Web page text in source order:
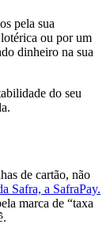
pela sua
ou por um
dinheiro na sua
do seu
de cartão, não
Safra, a SafraPay.
marca de “taxa